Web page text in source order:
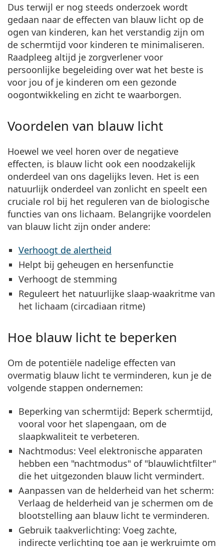
Dus terwijl er nog steeds onderzoek wordt
gedaan naar de effecten van blauw licht op de
ogen van kinderen, kan het verstandig zijn om
de schermtijd voor kinderen te minimaliseren.
Raadpleeg altijd je zorgverlener voor
persoonlijke begeleiding over wat het beste is
voor jou of je kinderen om een gezonde
oogontwikkeling en zicht te waarborgen.
Voordelen van blauw licht
Hoewel we veel horen over de negatieve
effecten, is blauw licht ook een noodzakelijk
onderdeel van ons dagelijks leven. Het is een
natuurlijk onderdeel van zonlicht en speelt een
cruciale rol bij het reguleren van de biologische
functies van ons lichaam. Belangrijke voordelen
van blauw licht zijn onder andere:
Verhoogt de alertheid
Helpt bij geheugen en hersenfunctie
Verhoogt de stemming
Reguleert het natuurlijke slaap-waakritme van
het lichaam (circadiaan ritme)
Hoe blauw licht te beperken
Om de potentiële nadelige effecten van
overmatig blauw licht te verminderen, kun je de
volgende stappen ondernemen:
Beperking van schermtijd: Beperk schermtijd,
vooral voor het slapengaan, om de
slaapkwaliteit te verbeteren.
Nachtmodus: Veel elektronische apparaten
hebben een "nachtmodus" of "blauwlichtfilter"
die het uitgezonden blauw licht vermindert.
Aanpassen van de helderheid van het scherm:
Verlaag de helderheid van je schermen om de
blootstelling aan blauw licht te verminderen.
Gebruik taakverlichting: Voeg zachte,
indirecte verlichting toe aan je werkruimte om